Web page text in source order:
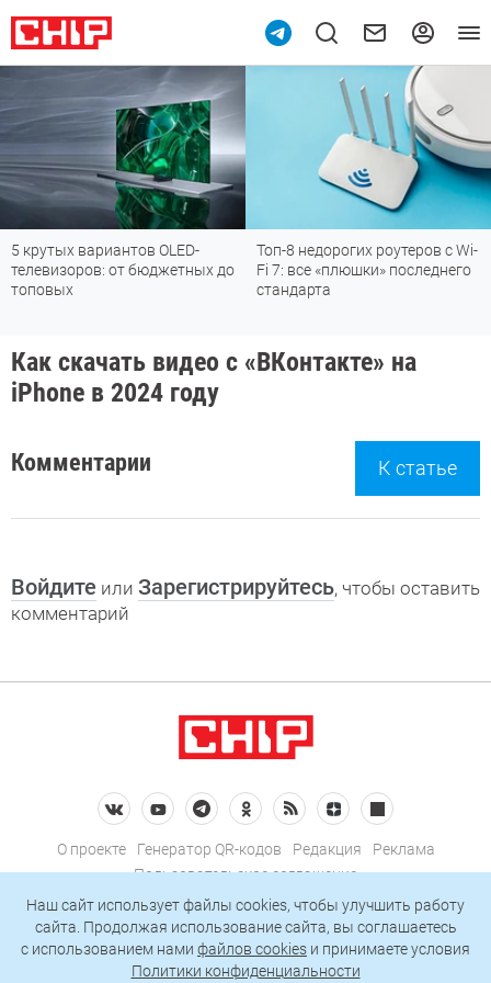
5 крутых вариантов OLED-
телевизоров: от бюджетных до
топовых
Топ-8 недорогих роутеров с Wi-
Fi 7: все «плюшки» последнего
стандарта
Как скачать видео с «ВКонтакте» на
iPhone в 2024 году
Комментарии К статье
Войдите или Зарегистрируйтесь, чтобы оставить
комментарий
О проекте Генератор QR-кодов Редакция
Реклама
Пользовательское соглашение
Политика конфиденциальности
Подписаться на рассылку
Наш сайт использует файлы cookies, чтобы улучшить работу
сайта. Продолжая использование сайта, вы соглашаетесь
c использованием нами файлов cookies и принимаете условия
Политики конфиденциальности